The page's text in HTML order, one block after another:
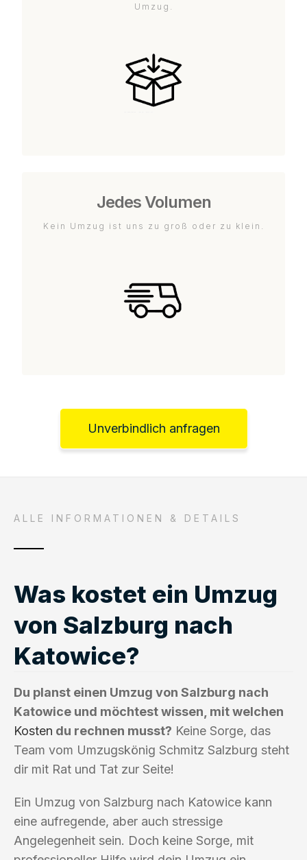
Umzug.
Jedes Volumen
Kein Umzug ist uns zu groß oder zu klein.
Unverbindlich anfragen
ALLE INFORMATIONEN & DETAILS
Was kostet ein Umzug
von Salzburg nach
Katowice?
Du planst einen Umzug von Salzburg nach
Katowice und möchtest wissen, mit welchen
Kosten du rechnen musst? Keine Sorge, das
Team vom Umzugskönig Schmitz Salzburg steht
dir mit Rat und Tat zur Seite!
Ein Umzug von Salzburg nach Katowice kann
eine aufregende, aber auch stressige
Angelegenheit sein. Doch keine Sorge, mit